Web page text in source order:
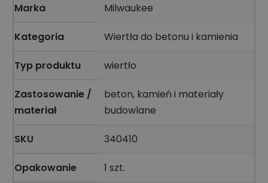
Marka Milwaukee
Kategoria Wiertła do betonu i kamienia
Typ produktu wiertło
Zastosowanie /
materiał
beton, kamień i materiały
budowlane
SKU 340410
Opakowanie
1 szt.